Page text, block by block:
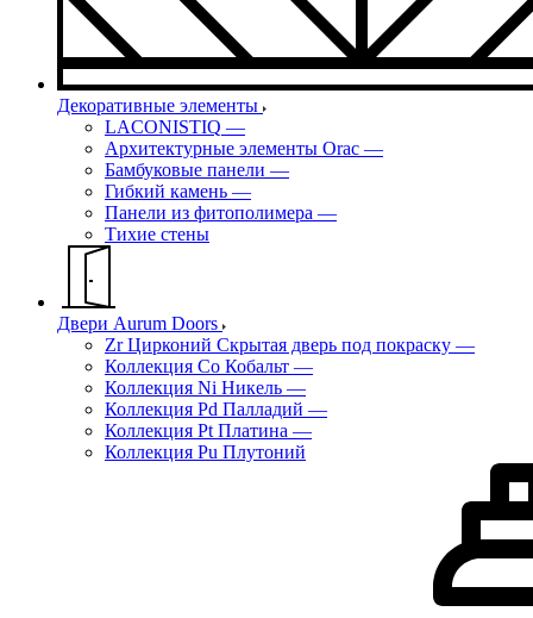
Декоративные элементы
LACONISTIQ —
Архитектурные элементы Orac —
Бамбуковые панели —
Гибкий камень —
Панели из фитополимера —
Тихие стены
Двери Aurum Doors
Zr Цирконий Скрытая дверь под покраску —
Коллекция Co Кобальт —
Коллекция Ni Никель —
Коллекция Pd Палладий —
Коллекция Pt Платина —
Коллекция Pu Плутоний